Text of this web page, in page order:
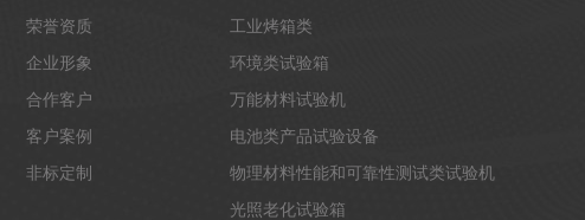
荣誉资质
企业形象
合作客户
客户案例
非标定制
工业烤箱类
环境类试验箱
万能材料试验机
电池类产品试验设备
物理材料性能和可靠性测试类试验机
光照老化试验箱